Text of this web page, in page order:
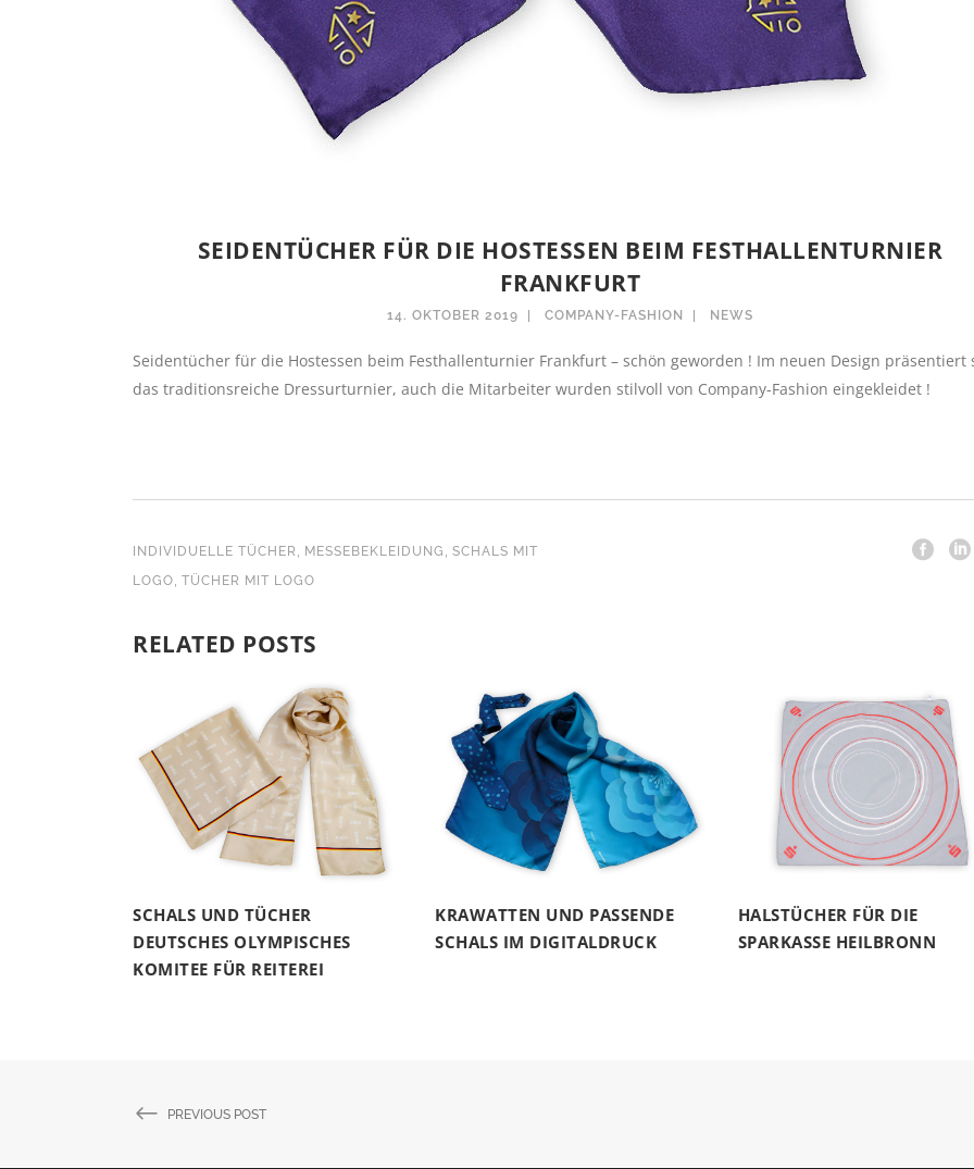
SEIDENTÜCHER FÜR DIE HOSTESSEN BEIM FESTHALLENTURNIER
FRANKFURT
14. OKTOBER 2019 COMPANY-FASHION NEWS
Seidentücher für die Hostessen beim Festhallenturnier Frankfurt – schön geworden ! Im neuen Design präsentiert
das traditionsreiche Dressurturnier, auch die Mitarbeiter wurden stilvoll von Company-Fashion eingekleidet !
INDIVIDUELLE TÜCHER MESSEBEKLEIDUNG
SCHALS MIT
LOGO TÜCHER MIT LOGO
RELATED POSTS
SCHALS UND TÜCHER
DEUTSCHES OLYMPISCHES
KOMITEE FÜR REITEREI
KRAWATTEN UND PASSENDE
SCHALS IM DIGITALDRUCK
HALSTÜCHER FÜR DIE
SPARKASSE HEILBRONN
PREVIOUS POST